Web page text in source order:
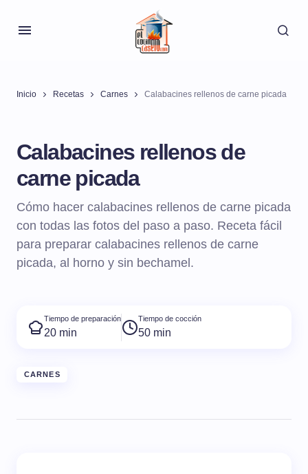
Inicio Recetas Carnes Calabacines rellenos de carne picada
Calabacines rellenos de
carne picada
Cómo hacer calabacines rellenos de carne picada
con todas las fotos del paso a paso. Receta fácil
para preparar calabacines rellenos de carne
picada, al horno y sin bechamel.
Tiempo de preparación
20 min
Tiempo de cocción
50 min
CARNES